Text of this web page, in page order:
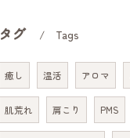
タグ Tags
癒し 温活 アロマ
肌荒れ 肩こり PMS